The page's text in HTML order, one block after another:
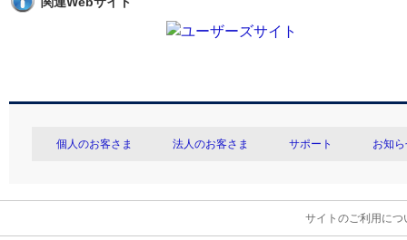
個人のお客さま 法人のお客さま サポート お知
サイトのご利用につ